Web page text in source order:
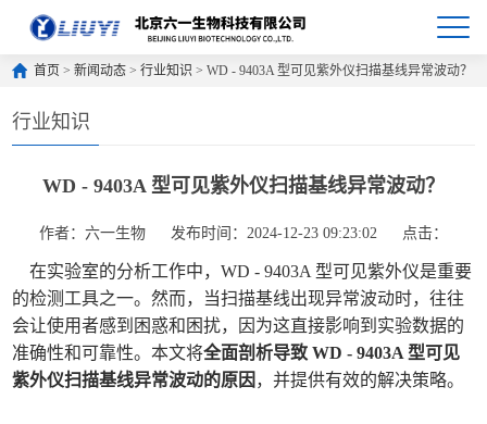
首页 >新闻动态 >行业知识 > WD - 9403A 型可见紫外仪扫描基线异常波动？
行业知识
WD - 9403A 型可见紫外仪扫描基线异常波动？
作者：六一生物 发布时间：2024-12-23 09:23:02 点击：
在实验室的分析工作中，WD - 9403A 型可见紫外仪是重要
的检测工具之一。然而，当扫描基线出现异常波动时，往往
会让使用者感到困惑和困扰，因为这直接影响到实验数据的
准确性和可靠性。本文将全面剖析导致 WD - 9403A 型可见
紫外仪扫描基线异常波动的原因 ，并提供有效的解决策略。